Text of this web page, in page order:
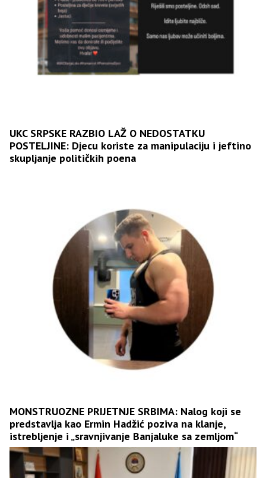
UKC SRPSKE RAZBIO LAŽ O NEDOSTATKU
POSTELJINE: Djecu koriste za manipulaciju i jeftino
skupljanje političkih poena
MONSTRUOZNE PRIJETNJE SRBIMA: Nalog koji se
predstavlja kao Ermin Hadžić poziva na klanje,
istrebljenje i „sravnjivanje Banjaluke sa zemljom“